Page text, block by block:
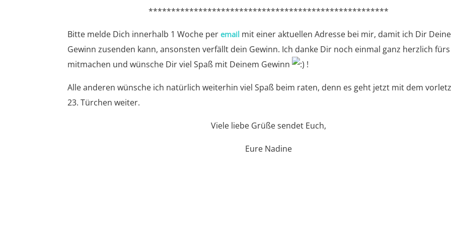
*****************************************************
Bitte melde Dich innerhalb 1 Woche peremail mit einer aktuellen Adresse bei mir, damit ich Dir
Gewinn zusenden kann, ansonsten verfällt dein Gewinn. Ich danke Dir noch einmal ganz herzlich fürs
mitmachen und wünsche Dir viel Spaß mit Deinem Gewinn
!
Alle anderen wünsche ich natürlich weiterhin viel Spaß beim raten, denn es geht jetzt mit dem
23. Türchen weiter.
Viele liebe Grüße sendet Euch,
Eure Nadine